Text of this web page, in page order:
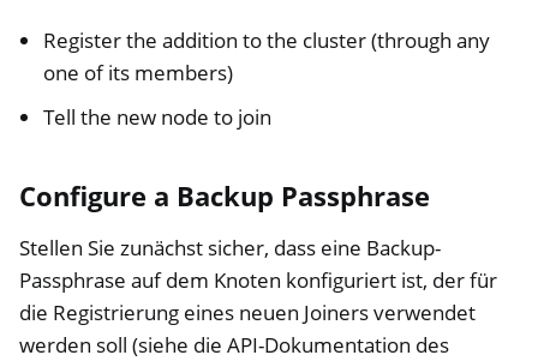
Register the addition to the cluster (through any
one of its members)
Tell the new node to join
Configure a Backup Passphrase
Stellen Sie zunächst sicher, dass eine Backup-
Passphrase auf dem Knoten konfiguriert ist, der für
die Registrierung eines neuen Joiners verwendet
werden soll (siehe die API-Dokumentation des